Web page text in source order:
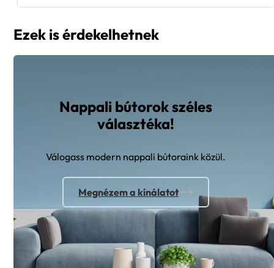
Ezek is érdekelhetnek
Nappali bútorok széles
választéka!
Válogass modern nappali bútoraink közül.
Megnézem a kínálatot